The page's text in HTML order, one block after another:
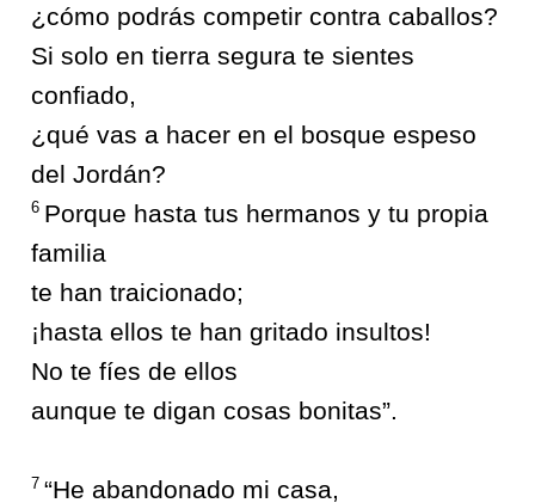
¿cómo podrás competir contra caballos?
Si solo en tierra segura te sientes
confiado,
¿qué vas a hacer en el bosque espeso
del Jordán?
6 Porque hasta tus hermanos y tu propia
familia
te han traicionado;
¡hasta ellos te han gritado insultos!
No te fíes de ellos
aunque te digan cosas bonitas”.
7 “He abandonado mi casa,